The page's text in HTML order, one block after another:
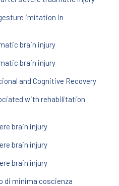
imitation in
brain injury
brain injury
and Cognitive Recovery
with rehabilitation
brain injury
brain injury
brain injury
di minima coscienza